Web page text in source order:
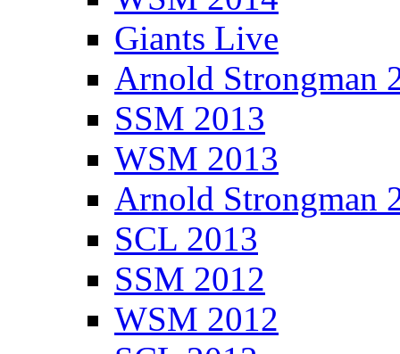
Giants Live
Arnold Strongman
SSM 2013
WSM 2013
Arnold Strongman
SCL 2013
SSM 2012
WSM 2012